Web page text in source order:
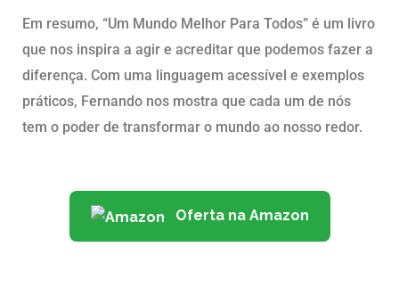
Em resumo, “Um Mundo Melhor Para Todos” é um livro
que nos inspira a agir e acreditar que podemos fazer a
diferença. Com uma linguagem acessível e exemplos
práticos, Fernando nos mostra que cada um de nós
tem o poder de transformar o mundo ao nosso redor.
Oferta na Amazon